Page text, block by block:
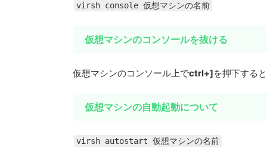
virsh console 仮想マシンの名前
仮想マシンのコンソールを抜ける
仮想マシンのコンソール上でctrl+]を押下する
仮想マシンの自動起動について
virsh autostart 仮想マシンの名前